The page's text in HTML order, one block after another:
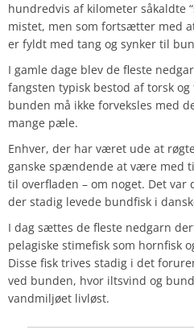
hundredvis af kilometer såkaldte
mistet, men som fortsætter med
er fyldt med tang og synker til
I gamle dage blev de fleste
fangsten typisk bestod af torsk
bunden må ikke forveksles med
mange pæle.
Enhver, der har været ude at
ganske spændende at være med
til overfladen – om noget. Det
der stadig levede bundfisk i
I dag sættes de fleste nedgarn
pelagiske stimefisk som hornfisk
Disse fisk trives stadig i det
ved bunden, hvor iltsvind og
vandmiljøet livløst.